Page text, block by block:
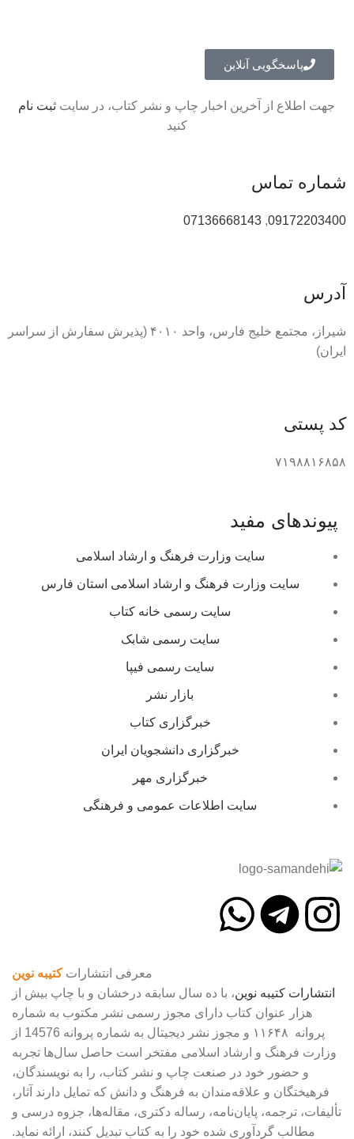
پاسخگویی آنلاین
جهت اطلاع از آخرین اخبار چاپ و نشر کتاب، در سایت ثبت نام
کنید
شماره تماس
09172203400
,
07136668143
آدرس
شیراز، مجتمع خلیج فارس، واحد ۴۰۱۰ (پذیرش سفارش از سراسر
ایران)
کد پستی
۷۱۹۸۸۱۶۸۵۸
پیوندهای مفید
سایت وزارت فرهنگ و ارشاد اسلامی
سایت وزارت فرهنگ و ارشاد اسلامی استان فارس
سایت رسمی خانه کتاب
سایت رسمی شابک
سایت رسمی فیپا
بازار نشر
خبرگزاری کتاب
خبرگزاری دانشجویان ایران
خبرگزاری مهر
سایت اطلاعات عمومی و فرهنگی
معرفی انتشاراتکتیبه نوین
انتشارات کتیبه نوین، با ده سال سابقه درخشان و با چاپ بیش از
هزار عنوان کتاب دارای مجوز رسمی نشر مکتوب به شماره
پروانه ۱۱۶۴۸ و مجوز نشر دیجیتال به شماره پروانه 14576 از
وزارت فرهنگ و ارشاد اسلامی مفتخر است حاصل سال‌ها تجربه
و حضور خود در صنعت چاپ و نشر کتاب، را به نویسندگان،
فرهیختگان و علاقه‌مندان به فرهنگ و دانش که تمایل دارند آثار،
تألیفات، ترجمه، پایان‌نامه، رساله دکتری، مقاله‌ها، جزوه درسی و
مطالب گردآوری شده خود را به کتاب تبدیل کنند، ارائه نماید.